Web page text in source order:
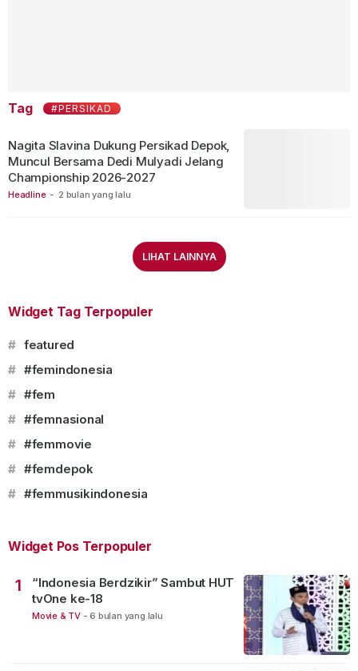
Tag #PERSIKAD
Headline - 2 bulan yang lalu
Nagita Slavina Dukung Persikad Depok,
Muncul Bersama Dedi Mulyadi Jelang
Championship 2026-2027
LIHAT LAINNYA
Widget Tag Terpopuler
# featured
# #femindonesia
# #fem
# #femnasional
# #femmovie
# #femdepok
# #femmusikindonesia
Widget Pos Terpopuler
1
“Indonesia Berdzikir” Sambut HUT
tvOne ke-18
Movie & TV - 6 bulan yang lalu